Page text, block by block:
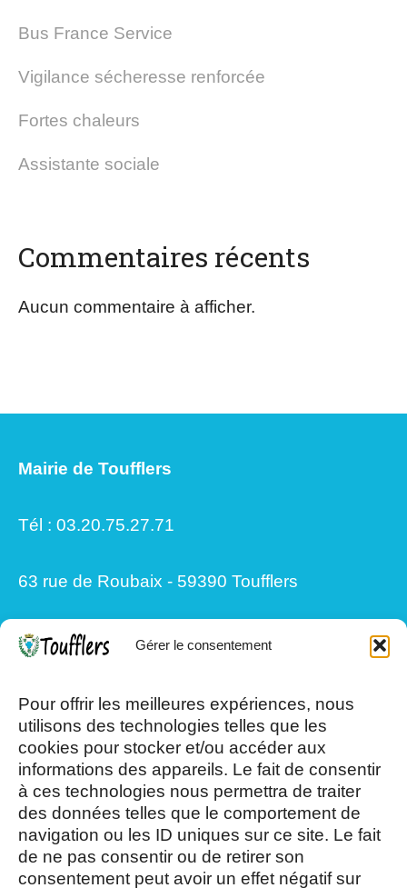
Gérer le consentement
Pour offrir les meilleures expériences, nous
utilisons des technologies telles que les
cookies pour stocker et/ou accéder aux
informations des appareils. Le fait de consentir
à ces technologies nous permettra de traiter
des données telles que le comportement de
navigation ou les ID uniques sur ce site. Le fait
de ne pas consentir ou de retirer son
consentement peut avoir un effet négatif sur
Bus France Service
Vigilance sécheresse renforcée
Fortes chaleurs
Assistante sociale
Commentaires récents
Aucun commentaire à afficher.
Mairie de Toufflers
Tél : 03.20.75.27.71
63 rue de Roubaix - 59390 Toufflers
13h30/17h15
Mercredi et Samedi : 8h- 12h